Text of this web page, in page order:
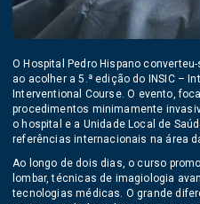
O Hospital Pedro Hispano
ao acolher a 5.ª edição do INSIC –
Interventional Course. O evento,
procedimentos minimamente
o hospital e a Unidade Local de
referências internacionais na área
Ao longo de dois dias, o curso
lombar, técnicas de imagiologia
tecnologias médicas. O grande